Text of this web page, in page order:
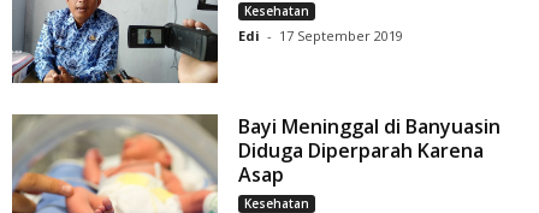
Kesehatan
Edi - 17 September 2019
Bayi Meninggal di Banyuasin
Diduga Diperparah Karena
Asap
Kesehatan